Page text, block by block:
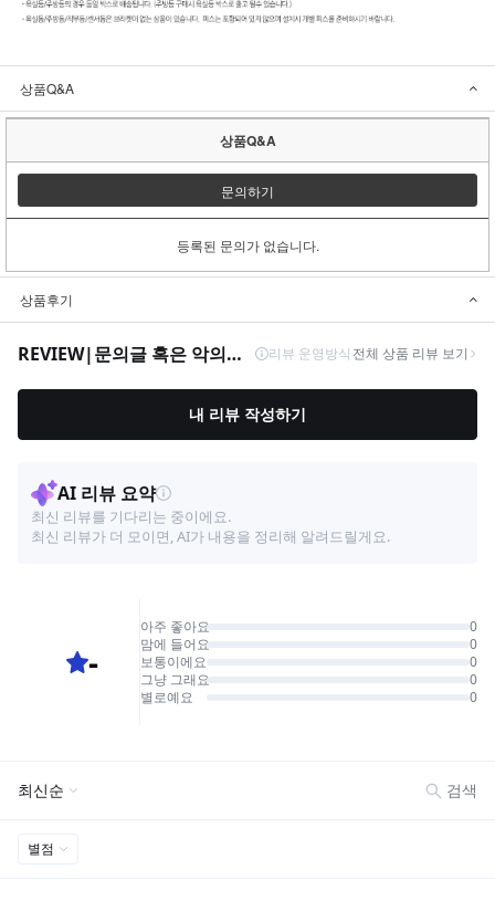
상품Q&A
상품Q&A
문의하기
등록된 문의가 없습니다.
상품후기